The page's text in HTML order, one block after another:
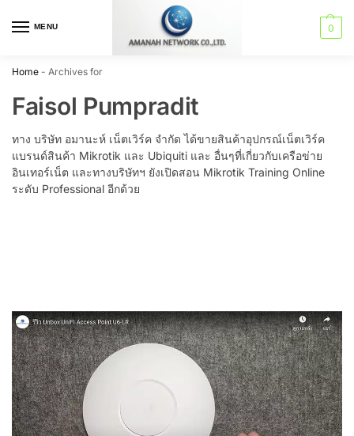
MENU 0
Home - Archives for
Faisol Pumpradit
ทาง บริษัท อมานะห์ เน็ตเวิร์ค จำกัด ได้ขายสินค้าอุปกรณ์เน็ตเวิร์ค
แบรนด์สินค้า Mikrotik และ Ubiquiti และ อื่นๆที่เกี่ยวกับเครือข่าย
อินเทอร์เน็ต และทางบริษัทฯ ยังเปิดสอน Mikrotik Training Online
ระดับ Professional อีกด้วย